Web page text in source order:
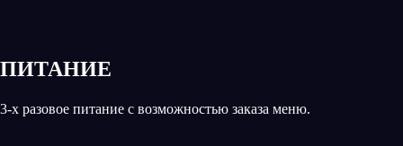
ПИТАНИЕ
3-х разовое питание с возможностью заказа меню.